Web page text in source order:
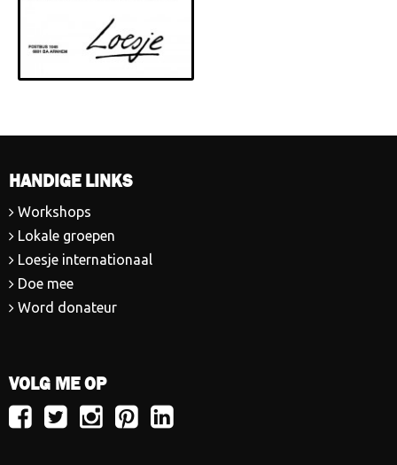
HANDIGE LINKS
Workshops
Lokale groepen
Loesje internationaal
Doe mee
Word donateur
VOLG ME OP
VolgVolgVolgVolgVolg